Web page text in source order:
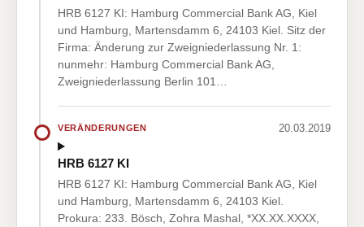
HRB 6127 KI: Hamburg Commercial Bank AG, Kiel
und Hamburg, Martensdamm 6, 24103 Kiel. Sitz der
Firma: Änderung zur Zweigniederlassung Nr. 1:
nunmehr: Hamburg Commercial Bank AG,
Zweigniederlassung Berlin 101…
VERÄNDERUNGEN 20.03.2019
HRB 6127 KI
HRB 6127 KI: Hamburg Commercial Bank AG, Kiel
und Hamburg, Martensdamm 6, 24103 Kiel.
Prokura: 233. Bösch, Zohra Mashal, *XX.XX.XXXX,